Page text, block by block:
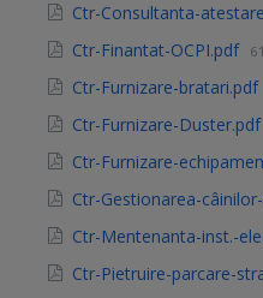
Ctr-Consultanta-
Ctr-Finantat-OCPI.pdf
Ctr-Furnizare-bratari.pdf
Ctr-Furnizare-Duster.pdf
Ctr-Furnizare-
Ctr-Gestionarea-
Ctr-Mentenanta-inst.-
Ctr-Pietruire-parcare-